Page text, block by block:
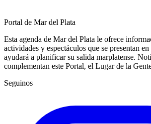
Portal de Mar del Plata
Esta agenda de Mar del Plata le ofrece
actividades y espectáculos que se presentan
ayudará a planificar su salida marplatense.
complementan este Portal, el Lugar de la
Seguinos